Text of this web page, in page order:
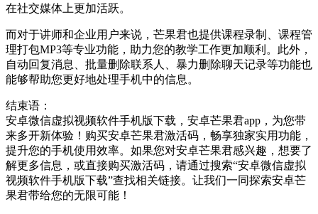
在社交媒体上更加活跃。
而对于讲师和企业用户来说，芒果君也提供课程录制、课程管
理打包MP3等专业功能，助力您的教学工作更加顺利。此外，
自动回复消息、批量删除联系人、暴力删除聊天记录等功能也
能够帮助您更好地处理手机中的信息。
结束语：
安卓微信虚拟视频软件手机版下载，安卓芒果君app，为您带
来多开新体验！购买安卓芒果君激活码，畅享独家实用功能，
提升您的手机使用效率。如果您对安卓芒果君感兴趣，想要了
解更多信息，或直接购买激活码，请通过搜索“安卓微信虚拟
视频软件手机版下载”查找相关链接。让我们一同探索安卓芒
果君带给您的无限可能！